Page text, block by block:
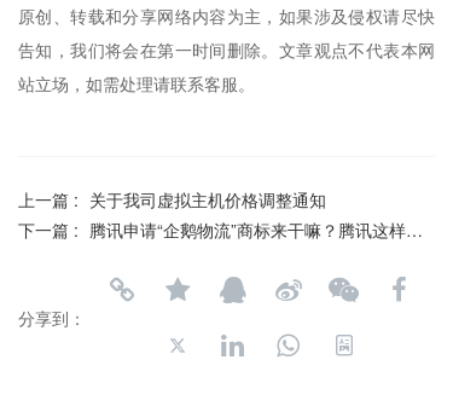
原创、转载和分享网络内容为主，如果涉及侵权请尽快
告知，我们将会在第一时间删除。文章观点不代表本网
站立场，如需处理请联系客服。
上一篇 : 关于我司虚拟主机价格调整通知
下一篇 : 腾讯申请“企鹅物流”商标来干嘛？腾讯这样回答……
分享到：